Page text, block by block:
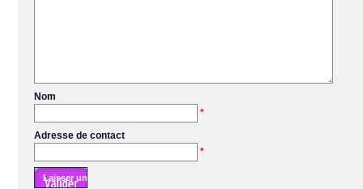
Nom
*
Adresse de contact
*